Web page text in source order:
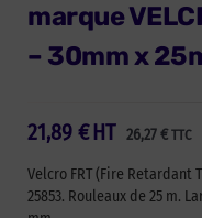
marque
– 30mm x
21,89 € 26,27€ TTC
HT
Velcro FRT (Fire Retardant
25853. Rouleaux de 25 m.